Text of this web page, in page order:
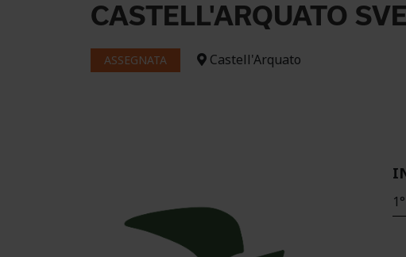
CASTELL'ARQUATO
ASSEGNATA Castell'Arquato